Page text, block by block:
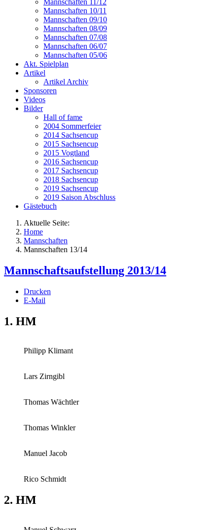
Mannschaften 10/11
Mannschaften 09/10
Mannschaften 08/09
Mannschaften 07/08
Mannschaften 06/07
Mannschaften 05/06
Akt. Spielplan
Artikel
Artikel Archiv
Sponsoren
Videos
Bilder
Hall of fame
2004 Sommerfeier
2014 Sachsencup
2015 Sachsencup
2015 Vogtland
2016 Sachsencup
2017 Sachsencup
2018 Sachsencup
2019 Sachsencup
2019 Saison Abschluss
Gästebuch
Aktuelle Seite:
Home
Mannschaften
Mannschaften 13/14
Mannschaftsaufstellung 2013/14
Drucken
E-Mail
1. HM
Philipp Klimant
Lars Zirngibl
Thomas Wächtler
Thomas Winkler
Manuel Jacob
Rico Schmidt
2. HM